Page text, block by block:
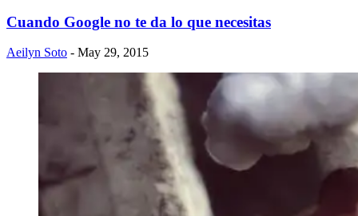
Cuando Google no te da lo que necesitas
Aeilyn Soto - May 29, 2015